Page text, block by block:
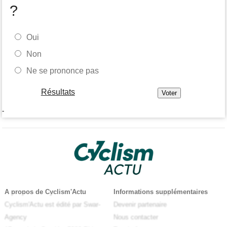
?
Oui
Non
Ne se prononce pas
Résultats
-
A propos de Cyclism'Actu
Cyclism'Actu est édité par Swar-
Agency
Informations supplémentaires
Devenir partenaire
Nous contacter